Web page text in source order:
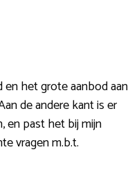
en het grote aanbod aan
de andere kant is er
en past het bij mijn
vragen m.b.t.